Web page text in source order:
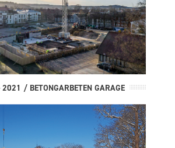
/ BETONGARBETEN GARAGE